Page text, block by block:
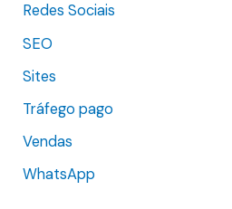
Redes Sociais
SEO
Sites
Tráfego pago
Vendas
WhatsApp